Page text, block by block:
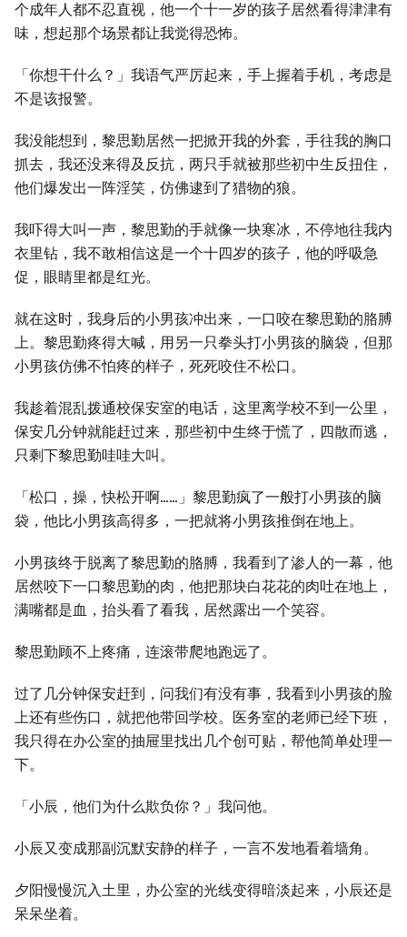
个成年人都不忍直视，他一个十一岁的孩子居然看得津津有
味，想起那个场景都让我觉得恐怖。
「你想干什么？」我语气严厉起来，手上握着手机，考虑是
不是该报警。
我没能想到，黎思勤居然一把掀开我的外套，手往我的胸口
抓去，我还没来得及反抗，两只手就被那些初中生反扭住，
他们爆发出一阵淫笑，仿佛逮到了猎物的狼。
我吓得大叫一声，黎思勤的手就像一块寒冰，不停地往我内
衣里钻，我不敢相信这是一个十四岁的孩子，他的呼吸急
促，眼睛里都是红光。
就在这时，我身后的小男孩冲出来，一口咬在黎思勤的胳膊
上。黎思勤疼得大喊，用另一只拳头打小男孩的脑袋，但那
小男孩仿佛不怕疼的样子，死死咬住不松口。
我趁着混乱拨通校保安室的电话，这里离学校不到一公里，
保安几分钟就能赶过来，那些初中生终于慌了，四散而逃，
只剩下黎思勤哇哇大叫。
「松口，操，快松开啊……」黎思勤疯了一般打小男孩的脑
袋，他比小男孩高得多，一把就将小男孩推倒在地上。
小男孩终于脱离了黎思勤的胳膊，我看到了渗人的一幕，他
居然咬下一口黎思勤的肉，他把那块白花花的肉吐在地上，
满嘴都是血，抬头看了看我，居然露出一个笑容。
黎思勤顾不上疼痛，连滚带爬地跑远了。
过了几分钟保安赶到，问我们有没有事，我看到小男孩的脸
上还有些伤口，就把他带回学校。医务室的老师已经下班，
我只得在办公室的抽屉里找出几个创可贴，帮他简单处理一
下。
「小辰，他们为什么欺负你？」我问他。
小辰又变成那副沉默安静的样子，一言不发地看着墙角。
夕阳慢慢沉入土里，办公室的光线变得暗淡起来，小辰还是
呆呆坐着。